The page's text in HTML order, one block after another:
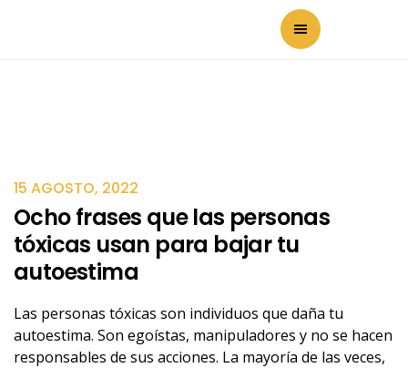
15 AGOSTO, 2022
Ocho frases que las personas
tóxicas usan para bajar tu
autoestima
Las personas tóxicas son individuos que daña tu
autoestima. Son egoístas, manipuladores y no se hacen
responsables de sus acciones. La mayoría de las veces,